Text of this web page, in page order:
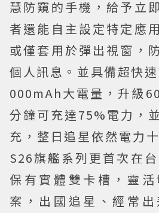
慧防窺的手機，給予立
者還能自主設定特定應
或僅套用於彈出視窗，
個人訊息。並具備超快
000mAh大電量，升級
分鐘可充達75%電力，
充，整日追星依然電力
S26旗艦系列更首次在
保有實體雙卡槽，靈
案，出國追星、經常